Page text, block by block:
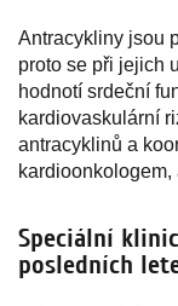
Antracykliny jsou
proto se při jejich
hodnotí srdeční
kardiovaskulární
antracyklinů a
Speciální
posledních